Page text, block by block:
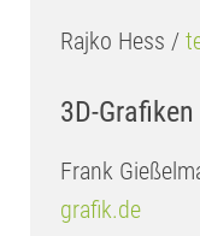
Rajko Hess /
3D-
Frank
grafik.de